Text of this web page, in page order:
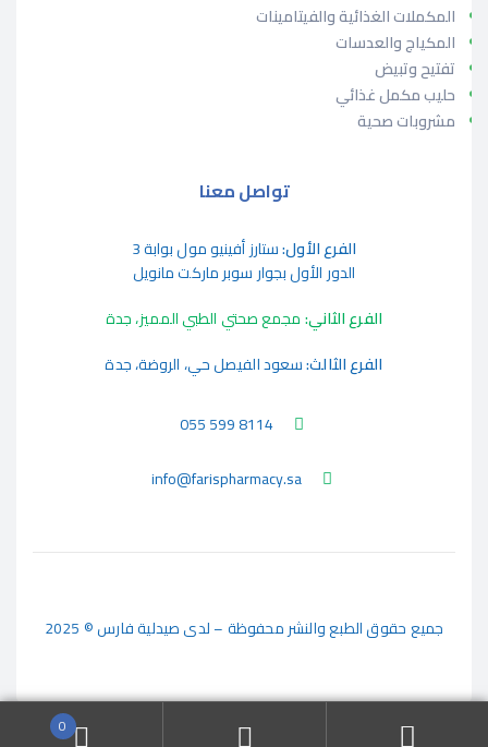
المكملات الغذائية والفيتامينات
المكياج والعدسات
تفتيح وتبيض
حليب مكمل غذائي
مشروبات صحية
تواصل معنا
الفرع الأول:ستارز أفينيو مول بوابة 3
الدور الأول بجوار سوبر ماركت مانويل
الفرع الثاني:مجمع صحتي الطبي المميز، جدة
الفرع الثالث:سعود الفيصل حي، الروضة، جدة
055 599 8114
info@farispharmacy.sa
جميع حقوق الطبع والنشر محفوظة – لدى صيدلية فارس © 2025
0